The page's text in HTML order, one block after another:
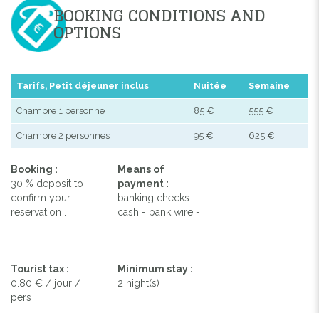
BOOKING CONDITIONS AND
OPTIONS
Tarifs, Petit déjeuner inclus Nuitée Semaine
Chambre 1 personne 85 € 555 €
Chambre 2 personnes 95 € 625 €
Booking :
30 % deposit to
confirm your
reservation .
Means of
payment :
banking checks -
cash - bank wire -
Tourist tax :
0.80 € / jour /
pers
Minimum stay :
2 night(s)